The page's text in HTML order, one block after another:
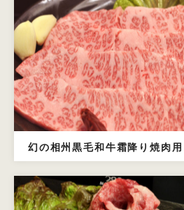
幻の相州黒毛和牛霜降り焼肉用